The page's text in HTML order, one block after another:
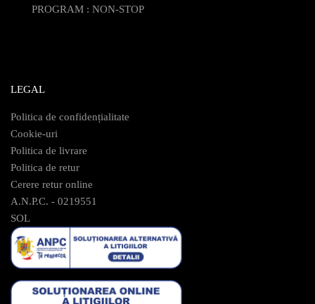
PROGRAM : NON-STOP
LEGAL
Politica de confidențialitate
Cookie-uri
Politica de livrare
Politica de retur
Cerere retur online
A.N.P.C. - 0219551
SOL